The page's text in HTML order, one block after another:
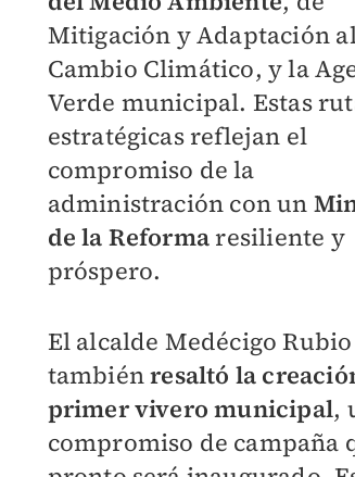
Mitigación y Adaptación
Cambio Climático, y la
Verde municipal. Estas
estratégicas reflejan el
compromiso de la
administración con un
de la Reformaresiliente y
próspero.
El alcalde Medécigo Rubio
tambiénresaltó la
primer vivero municipal,
compromiso de campaña